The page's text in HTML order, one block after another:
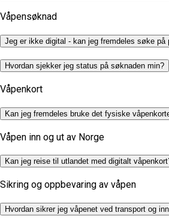
Våpensøknad
Jeg er ikke digital - kan jeg fremdeles søke på
Hvordan sjekker jeg status på søknaden min?
Våpenkort
Kan jeg fremdeles bruke det fysiske
Våpen inn og ut av Norge
Kan jeg reise til utlandet med digitalt
Sikring og oppbevaring av våpen
Hvordan sikrer jeg våpenet ved transport og